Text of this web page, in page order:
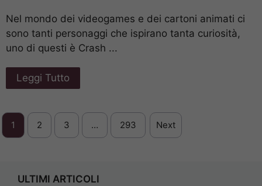
Nel mondo dei videogames e dei cartoni animati ci
sono tanti personaggi che ispirano tanta curiosità,
uno di questi è Crash ...
Leggi Tutto
1 2 3 … 293 Next
ULTIMI ARTICOLI